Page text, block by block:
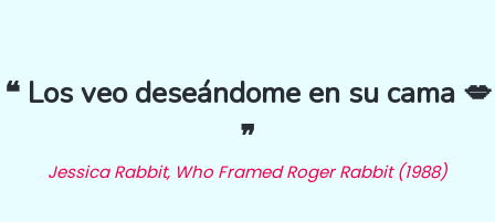
❝ Los veo deseándome en su cama 💋
❞
Jessica Rabbit, Who Framed Roger Rabbit (1988)